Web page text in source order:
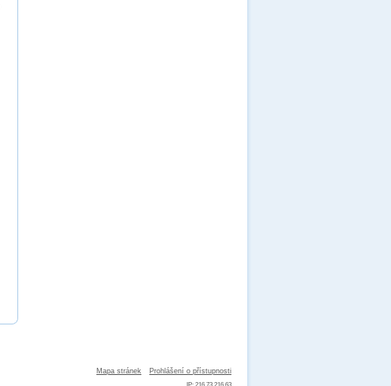
Mapa stránek Prohlášení o přístupnosti